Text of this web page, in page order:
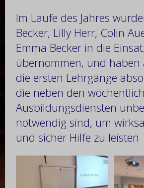
Im Laufe des Jahres
Becker, Lilly Herr, Colin
Emma Becker in die
übernommen, und haben
die ersten Lehrgänge
die neben den
Ausbildungsdiensten
notwendig sind, um
und sicher Hilfe zu leisten